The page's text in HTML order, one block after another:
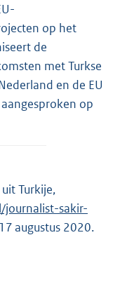
op het
de
met Turkse
en de EU
op
Turkije,
x
t
sakir-
augustus 2020.